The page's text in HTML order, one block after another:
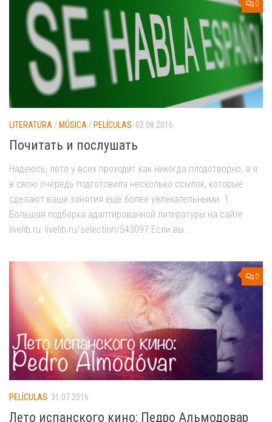
0
LITERATURA/ MÚSICA/ PELÍCULAS 02.08.2016
Почитать и послушать
Надеюсь, лето у всех проходит как никогда плодотворно, а я
в свою очередь подготовила несколько ссылок, которые
сделают ваши занятия еще более увлекательными. 1.
Большая подборка адаптированной литературы на сайте
livelib.ru: livelib.ru/selection/543097 Если вы...
0
PELÍCULAS 31.07.2016
Лето испанского кино: Педро Альмодовар